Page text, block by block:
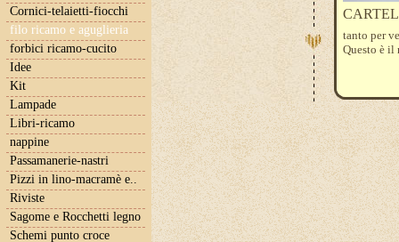
Cornici-telaietti-fiocchi
filo ricamo e aguglieria
forbici ricamo-cucito
Idee
Kit
Lampade
Libri-ricamo
nappine
Passamanerie-nastri
Pizzi in lino-macramè e..
Riviste
Sagome e Rocchetti legno
Schemi punto croce
tanto per
Questo è il